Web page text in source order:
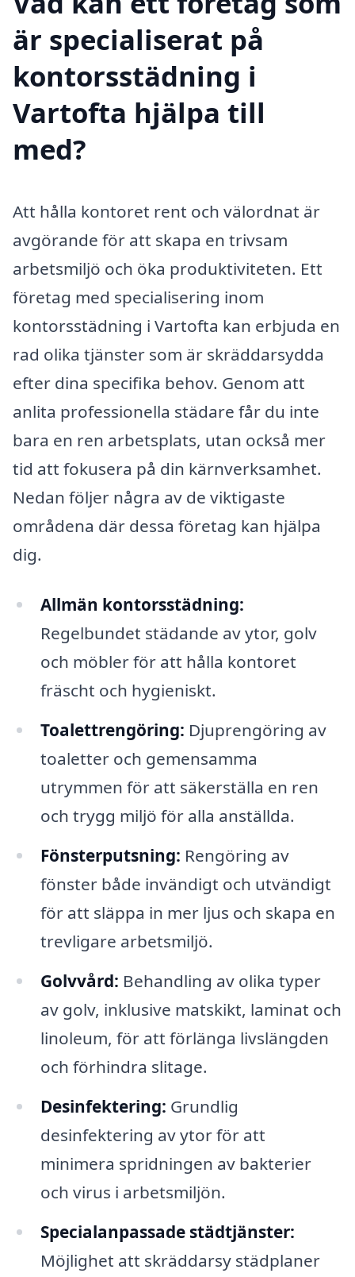
är specialiserat på
kontorsstädning i
Vartofta hjälpa till
med?
Att hålla kontoret rent och välordnat är
avgörande för att skapa en trivsam
arbetsmiljö och öka produktiviteten. Ett
företag med specialisering inom
kontorsstädning i Vartofta kan erbjuda en
rad olika tjänster som är skräddarsydda
efter dina specifika behov. Genom att
anlita professionella städare får du inte
bara en ren arbetsplats, utan också mer
tid att fokusera på din kärnverksamhet.
Nedan följer några av de viktigaste
områdena där dessa företag kan hjälpa
dig.
Allmän kontorsstädning:
Regelbundet städande av ytor, golv
och möbler för att hålla kontoret
fräscht och hygieniskt.
Toalettrengöring: Djuprengöring av
toaletter och gemensamma
utrymmen för att säkerställa en ren
och trygg miljö för alla anställda.
Fönsterputsning: Rengöring av
fönster både invändigt och utvändigt
för att släppa in mer ljus och skapa en
trevligare arbetsmiljö.
Golvvård: Behandling av olika typer
av golv, inklusive matskikt, laminat och
linoleum, för att förlänga livslängden
och förhindra slitage.
Desinfektering: Grundlig
desinfektering av ytor för att
minimera spridningen av bakterier
och virus i arbetsmiljön.
Specialanpassade städtjänster:
Möjlighet att skräddarsy städplaner